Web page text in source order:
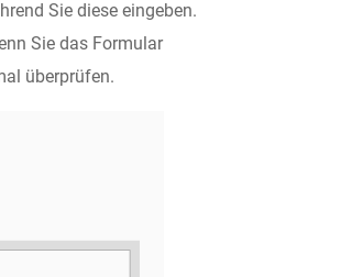
Sie diese eingeben.
Sie das Formular
überprüfen.